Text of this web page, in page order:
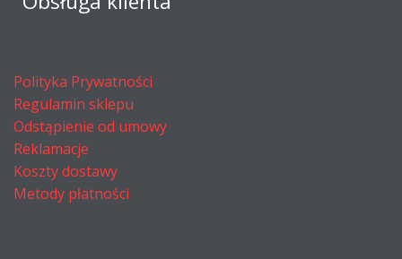
Polityka Prywatności
Regulamin sklepu
Odstąpienie od umowy
Reklamacje
Koszty dostawy
Metody płatności